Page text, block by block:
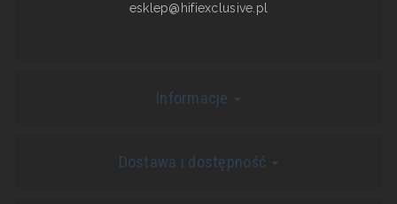
esklep@hifiexclusive.pl
Informacje
Dostawa i dostępność